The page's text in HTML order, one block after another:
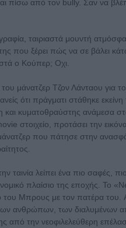
πίσω από τον bully. Σαν να
ταιριαστά μουντή
που ξέρει πώς να σε βάλει
ο Κούπερ; Οχι.
μάνατζερ Τζον Λάνταου για
ότι πράγματι στάθηκε
και κυματοθραύστης ανάμεσα
στοιχείο, προτάσει την
που πάτησε στην
ταινία λείπει ένα πιο σαφές,
πλαίσιο της εποχής. Το
Μπρους με τον πατέρα του.
ανθρώπων, των διαλυμένων
από την νεοφιλελεύθερη